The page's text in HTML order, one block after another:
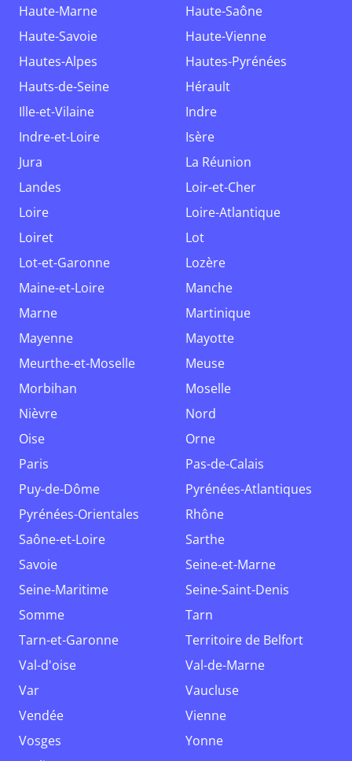
Haute-Marne
Haute-Saône
Haute-Savoie
Haute-Vienne
Hautes-Alpes
Hautes-Pyrénées
Hauts-de-Seine
Hérault
Ille-et-Vilaine
Indre
Indre-et-Loire
Isère
Jura
La Réunion
Landes
Loir-et-Cher
Loire
Loire-Atlantique
Loiret
Lot
Lot-et-Garonne
Lozère
Maine-et-Loire
Manche
Marne
Martinique
Mayenne
Mayotte
Meurthe-et-Moselle
Meuse
Morbihan
Moselle
Nièvre
Nord
Oise
Orne
Paris
Pas-de-Calais
Puy-de-Dôme
Pyrénées-Atlantiques
Pyrénées-Orientales
Rhône
Saône-et-Loire
Sarthe
Savoie
Seine-et-Marne
Seine-Maritime
Seine-Saint-Denis
Somme
Tarn
Tarn-et-Garonne
Territoire de Belfort
Val-d'oise
Val-de-Marne
Var
Vaucluse
Vendée
Vienne
Vosges
Yonne